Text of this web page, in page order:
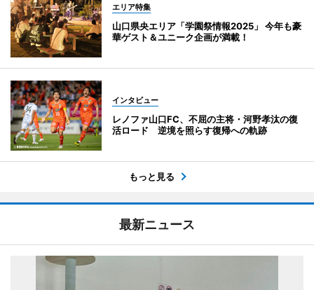
エリア特集
山口県央エリア「学園祭情報2025」 今年も豪
華ゲスト＆ユニーク企画が満載！
インタビュー
レノファ山口FC、不屈の主将・河野孝汰の復
活ロード 逆境を照らす復帰への軌跡
もっと見る
最新ニュース